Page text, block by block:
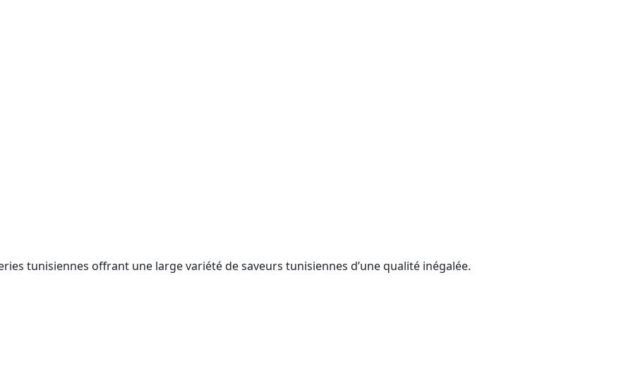
tunisiennes offrant une large variété de saveurs tunisiennes d’une qualité inégalée.